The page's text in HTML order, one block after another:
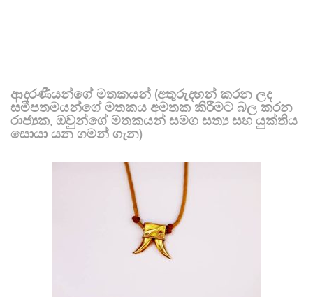
ආදරණීයන්ගේ මතකයන් (අතුරුදහන් කරන ලද
සමීපතමයන්ගේ මතකය අමතක කිරීමට බල කරන
රාජ්‍යක, ඔවුන්ගේ මතකයන් සමග සත්‍ය සහ යුක්තිය
සොයා යන ගමන් ගැන)